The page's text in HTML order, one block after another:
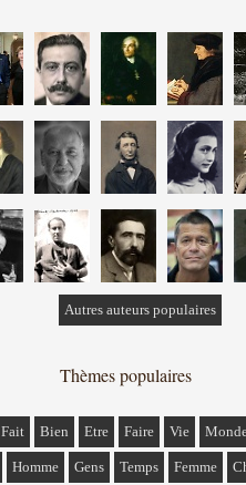
Autres auteurs populaires
Thèmes populaires
Fait Bien Etre Faire Vie
Homme Gens Temps Femme